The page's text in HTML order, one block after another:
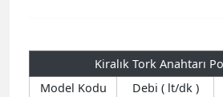
Kiralık Tork Anahtarı
Model Kodu
Debi ( lt/dk )